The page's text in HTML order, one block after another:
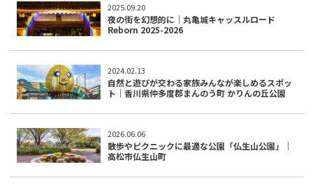
2025.09.20
夜の街を幻想的に｜丸亀城キャッスルロード
Reborn 2025-2026
2024.02.13
自然と遊びが交わる家族みんなが楽しめるスポッ
ト｜香川県仲多度郡まんのう町 かりんの丘公園
2026.06.06
散歩やピクニックに最適な公園「仏生山公園」｜
高松市仏生山町